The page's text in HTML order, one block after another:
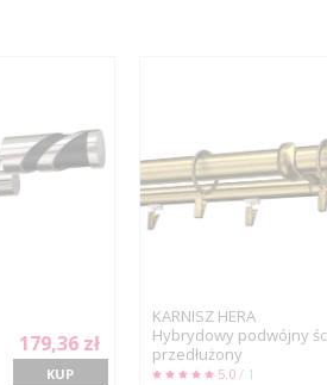
179,36 zł
KUP
KARNISZ HERA
Hybrydowy podwójny
przedłużony
5.0 / 1